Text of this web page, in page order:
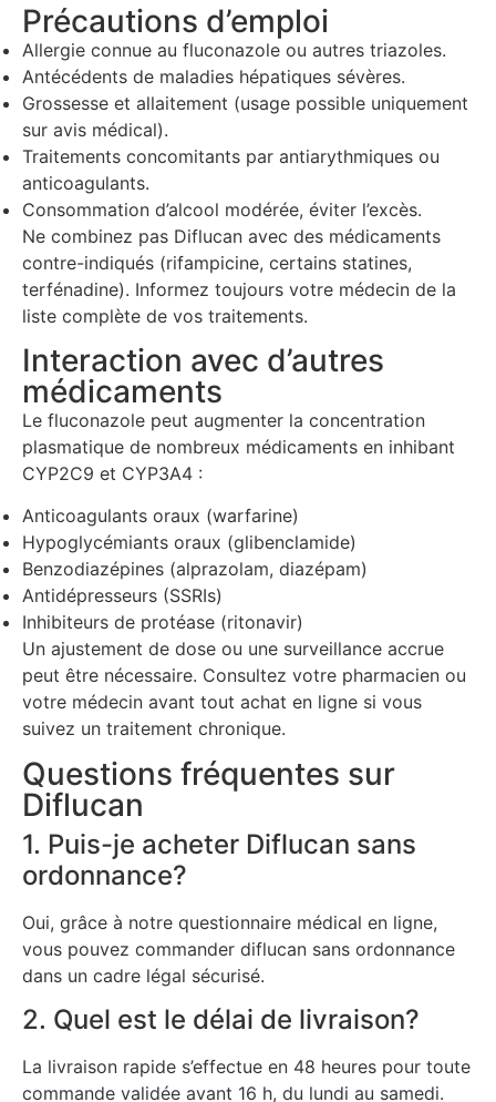
Précautions d’emploi
Allergie connue au fluconazole ou autres triazoles.
Antécédents de maladies hépatiques sévères.
Grossesse et allaitement (usage possible uniquement
sur avis médical).
Traitements concomitants par antiarythmiques ou
anticoagulants.
Consommation d’alcool modérée, éviter l’excès.
Ne combinez pas Diflucan avec des médicaments
contre-indiqués (rifampicine, certains statines,
terfénadine). Informez toujours votre médecin de la
liste complète de vos traitements.
Interaction avec d’autres
médicaments
Le fluconazole peut augmenter la concentration
plasmatique de nombreux médicaments en inhibant
CYP2C9 et CYP3A4 :
Anticoagulants oraux (warfarine)
Hypoglycémiants oraux (glibenclamide)
Benzodiazépines (alprazolam, diazépam)
Antidépresseurs (SSRIs)
Inhibiteurs de protéase (ritonavir)
Un ajustement de dose ou une surveillance accrue
peut être nécessaire. Consultez votre pharmacien ou
votre médecin avant tout achat en ligne si vous
suivez un traitement chronique.
Questions fréquentes sur
Diflucan
1. Puis-je acheter Diflucan sans
ordonnance?
Oui, grâce à notre questionnaire médical en ligne,
vous pouvez commander diflucan sans ordonnance
dans un cadre légal sécurisé.
2. Quel est le délai de livraison?
La livraison rapide s’effectue en 48 heures pour toute
commande validée avant 16 h, du lundi au samedi.